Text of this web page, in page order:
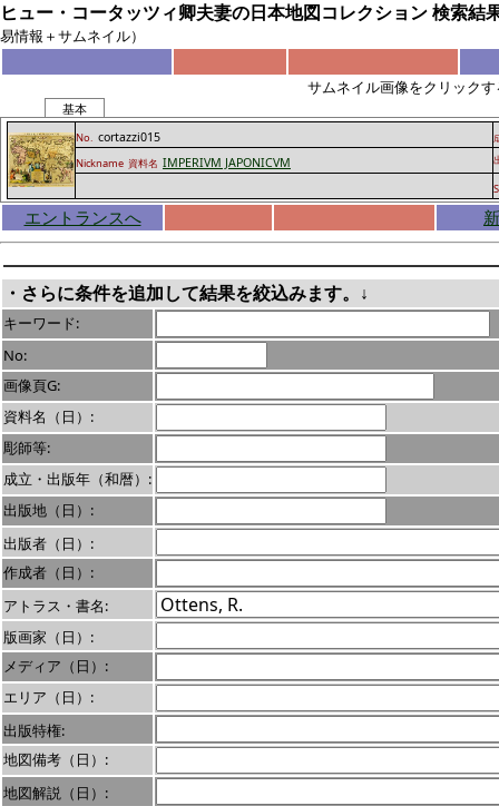
ヒュー・コータッツィ卿夫妻の日本地図コレクション 検索結
易情報＋サムネイル）
サムネイル画像をクリック
基本
No. cortazzi015
Nickname 資料名 IMPERIVM JAPONICVM
エントランスへ
・さらに条件を追加して結果を絞込みます。↓
キーワード:
No:
画像頁G:
資料名（日）:
彫師等:
成立・出版年（和暦）:
出版地（日）:
出版者（日）:
作成者（日）:
アトラス・書名:
版画家（日）:
メディア（日）:
エリア（日）:
出版特権:
地図備考（日）:
地図解説（日）: